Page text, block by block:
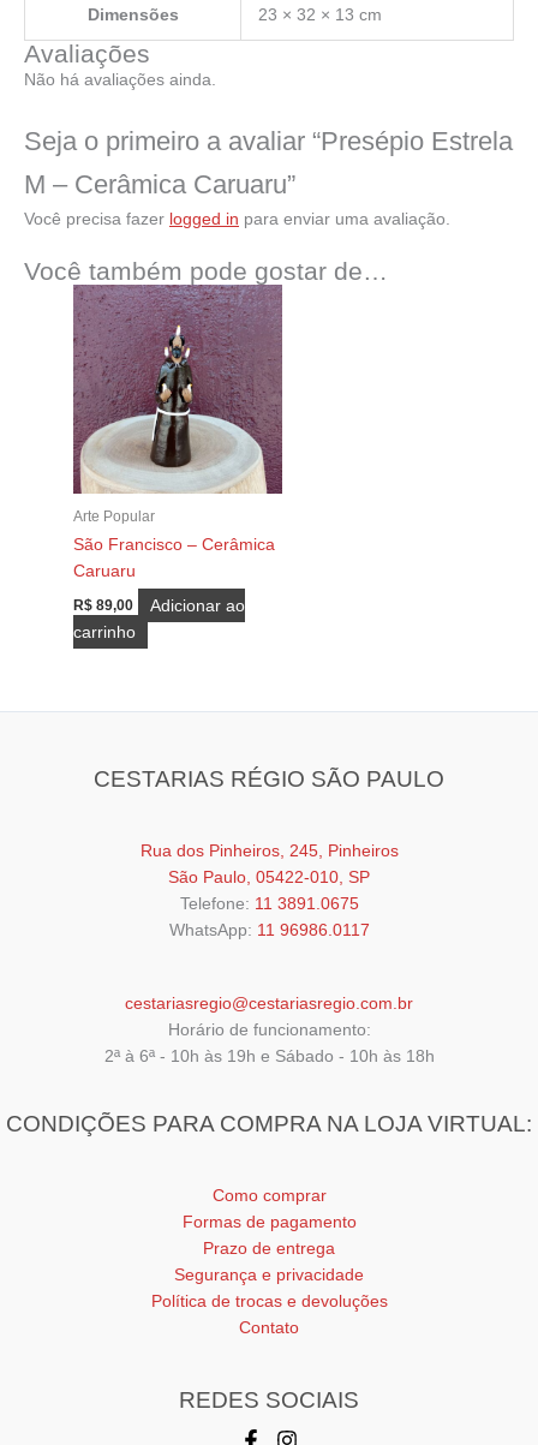
Dimensões 23 × 32 × 13 cm
Avaliações
Não há avaliações ainda.
Seja o primeiro a avaliar “Presépio Estrela
M – Cerâmica Caruaru”
Você precisa fazer logged in para enviar uma avaliação.
Você também pode gostar de…
Arte Popular
São Francisco – Cerâmica
Caruaru
R$ 89,00
Adicionar ao
carrinho
CESTARIAS RÉGIO SÃO PAULO
Rua dos Pinheiros, 245, Pinheiros
São Paulo, 05422-010, SP
Telefone: 11 3891.0675
WhatsApp: 11 96986.0117
cestariasregio@cestariasregio.com.br
Horário de funcionamento:
2ª à 6ª - 10h às 19h e Sábado - 10h às 18h
CONDIÇÕES PARA COMPRA NA LOJA VIRTUAL:
Como comprar
Formas de pagamento
Prazo de entrega
Segurança e privacidade
Política de trocas e devoluções
Contato
REDES SOCIAIS